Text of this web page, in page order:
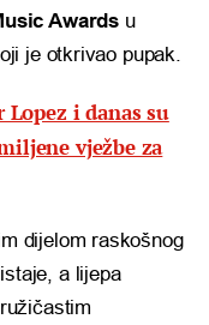
Awards u
je otkrivao pupak.
i danas su
vježbe za
dijelom raskošnog
a lijepa